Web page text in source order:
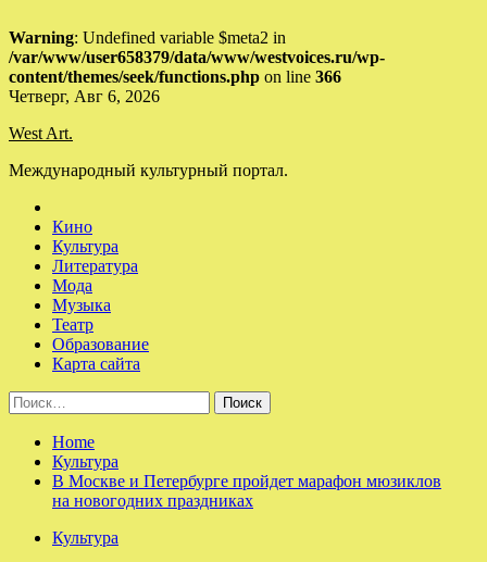
Warning: Undefined variable $meta2 in
/var/www/user658379/data/www/westvoices.ru/wp-
content/themes/seek/functions.php on line 366
Skip
content
Четверг, Авг 6, 2026
West Art.
Международный культурный портал.
Кино
Культура
Литература
Мода
Музыка
Театр
Образование
Карта сайта
Найти:
Home
Культура
В Москве и Петербурге пройдет марафон мюзиклов
на новогодних праздниках
Культура